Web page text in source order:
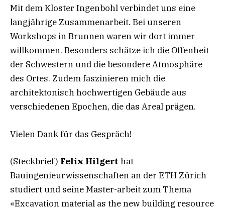
Mit dem Kloster Ingenbohl verbindet uns eine
langjährige Zusammenarbeit. Bei unseren
Workshops in Brunnen waren wir dort immer
willkommen. Besonders schätze ich die Offenheit
der Schwestern und die besondere Atmosphäre
des Ortes. Zudem faszinieren mich die
architektonisch hochwertigen Gebäude aus
verschiedenen Epochen, die das Areal prägen.
Vielen Dank für das Gespräch!
(Steckbrief) Felix Hilgert hat
Bauingenieurwissenschaften an der ETH Zürich
studiert und seine Master-arbeit zum Thema
«Excavation material as the new building resource